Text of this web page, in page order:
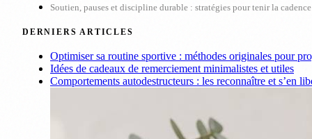
Soutien, pauses et discipline durable : stratégies pour tenir la
DERNIERS ARTICLES
Optimiser sa routine sportive : méthodes originales pour
Idées de cadeaux de remerciement minimalistes et utiles
Comportements autodestructeurs : les reconnaître et s’en